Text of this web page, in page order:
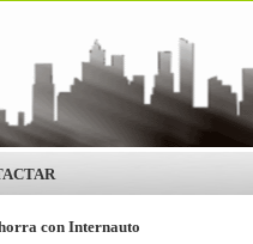
con Internauto